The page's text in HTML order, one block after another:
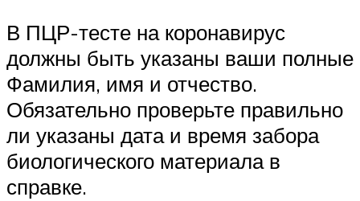
В ПЦР-тесте на коронавирус
должны быть указаны ваши полные
Фамилия, имя и отчество.
Обязательно проверьте правильно
ли указаны дата и время забора
биологического материала в
справке.